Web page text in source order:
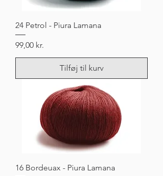
24 Petrol - Piura Lamana
Pris
99,00 kr.
Tilføj til kurv
16 Bordeuax - Piura Lamana